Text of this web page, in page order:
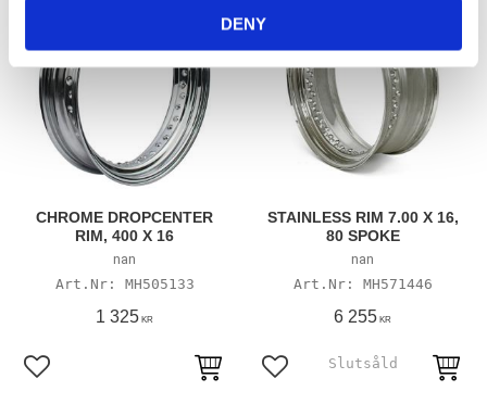
DENY
CHROME DROPCENTER
RIM, 400 X 16
nan
MH505133
1 325 KR
Lägg till i favoriter
STAINLESS RIM 7.00 X 16,
80 SPOKE
nan
MH571446
6 255 KR
Lägg till i favoriter